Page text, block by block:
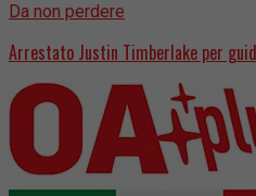
Da non perdere
Arrestato Justin Timberlake per